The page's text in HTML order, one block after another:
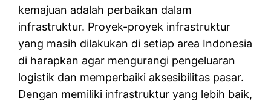
kemajuan adalah perbaikan dalam
infrastruktur. Proyek-proyek infrastruktur
yang masih dilakukan di setiap area Indonesia
di harapkan agar mengurangi pengeluaran
logistik dan memperbaiki aksesibilitas pasar.
Dengan memiliki infrastruktur yang lebih baik,